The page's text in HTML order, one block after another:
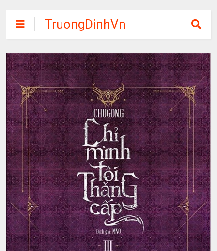
TruongDinhVn
Chia sẽ ebook,
các khóa học,
phần mềm học
tập miễn phí